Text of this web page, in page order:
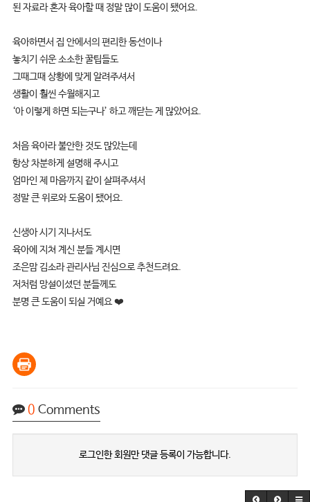
된 자료라 혼자 육아할 때 정말 많이 도움이 됐어요.
육아하면서 집 안에서의 편리한 동선이나
놓치기 쉬운 소소한 꿀팁들도
그때그때 상황에 맞게 알려주셔서
생활이 훨씬 수월해지고
‘아 이렇게 하면 되는구나’ 하고 깨닫는 게 많았어요.
처음 육아라 불안한 것도 많았는데
항상 차분하게 설명해 주시고
엄마인 제 마음까지 같이 살펴주셔서
정말 큰 위로와 도움이 됐어요.
신생아 시기 지나서도
육아에 지쳐 계신 분들 계시면
조은맘 김소라 관리사님 진심으로 추천드려요.
저처럼 망설이셨던 분들께도
분명 큰 도움이 되실 거예요 ❤️
0 Comments
로그인한 회원만 댓글 등록이 가능합니다.